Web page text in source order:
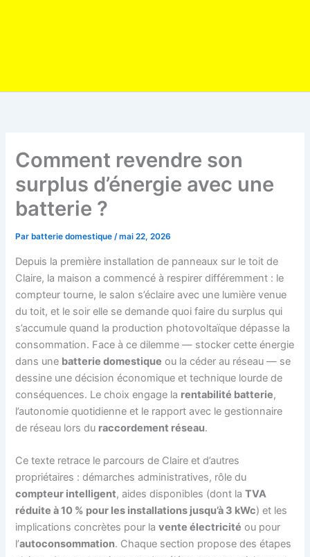
Comment revendre son
surplus d’énergie avec une
batterie ?
Par batterie domestique/mai 22, 2026
Depuis la première installation de panneaux sur le toit de
Claire, la maison a commencé à respirer différemment : le
compteur tourne, le salon s’éclaire avec une lumière venue
du toit, et le soir elle se demande quoi faire du surplus qui
s’accumule quand la production photovoltaïque dépasse la
consommation. Face à ce dilemme — stocker cette énergie
dans une batterie domestique ou la céder au réseau — se
dessine une décision économique et technique lourde de
conséquences. Le choix engage la rentabilité batterie,
l’autonomie quotidienne et le rapport avec le gestionnaire
de réseau lors du raccordement réseau.
Ce texte retrace le parcours de Claire et d’autres
propriétaires : démarches administratives, rôle du
compteur intelligent, aides disponibles (dont laTVA
réduite à 10 % pour les installations jusqu’à 3 kWc) et les
implications concrètes pour lavente électricité ou pour
l’autoconsommation. Chaque section propose des étapes